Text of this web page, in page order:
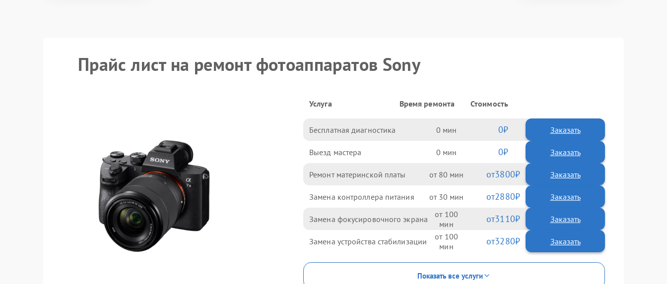
Прайс лист на ремонт фотоаппаратов Sony
Услуга Время ремонта Стоимость
Бесплатная диагностика 0 0 Заказать
Выезд мастера 0 0 Заказать
Ремонт материнской платы 80 3800
Замена контроллера питания 30 2880
Замена фокусировочного экрана 100 3110
Замена устройства стабилизации 100 3280
Показать все услуги